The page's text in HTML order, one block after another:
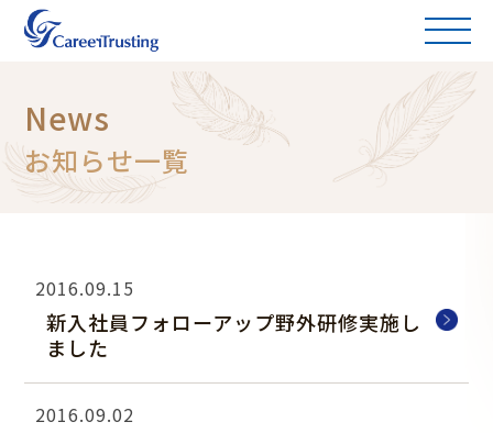
News
お知らせ一覧
2016.09.15
新入社員フォローアップ野外研修実施し
ました
2016.09.02